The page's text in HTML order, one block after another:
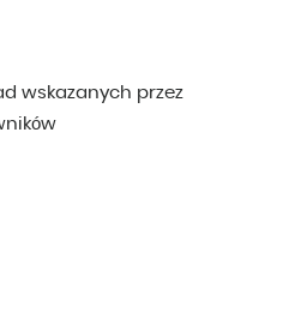
wskazanych przez